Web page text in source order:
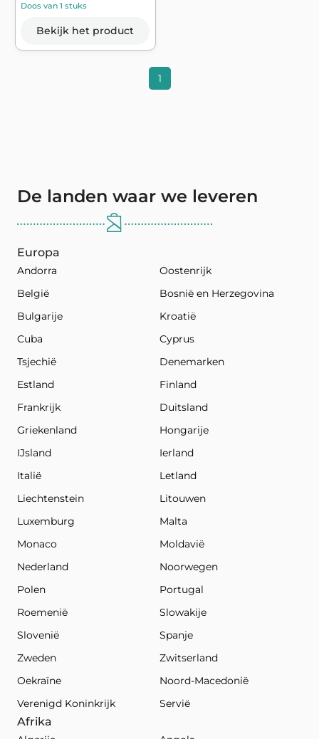
Doos van 1 stuks
Bekijk het product
1
De landen waar we leveren
Europa
Andorra
Oostenrijk
België
Bosnië en Herzegovina
Bulgarije
Kroatië
Cuba
Cyprus
Tsjechië
Denemarken
Estland
Finland
Frankrijk
Duitsland
Griekenland
Hongarije
IJsland
Ierland
Italië
Letland
Liechtenstein
Litouwen
Luxemburg
Malta
Monaco
Moldavië
Nederland
Noorwegen
Polen
Portugal
Roemenië
Slowakije
Slovenië
Spanje
Zweden
Zwitserland
Oekraïne
Noord-Macedonië
Verenigd Koninkrijk
Servië
Afrika